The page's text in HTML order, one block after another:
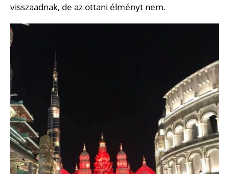
visszaadnak, de az ottani élményt nem.